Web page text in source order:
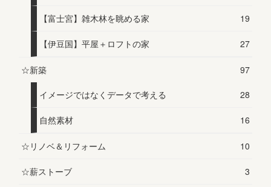
【富士宮】雑木林を眺める家 19
【伊豆国】平屋＋ロフトの家 27
☆新築 97
イメージではなくデータで考える 28
自然素材 16
☆リノベ＆リフォーム 10
☆薪ストーブ 3